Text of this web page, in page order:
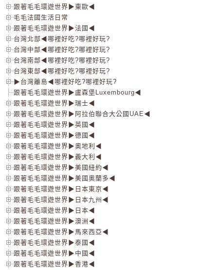
跟著毛毛環遊世界▶東歐◀
毛毛法國生活日常
跟著毛毛環遊世界▶法國◀
台灣北部◀哪裡好吃?哪裡好玩?
台灣中部◀哪裡好吃?哪裡好玩?
台灣南部◀哪裡好吃?哪裡好玩?
台灣東部◀哪裡好吃?哪裡好玩?
▶台灣離島◀哪裡好吃?哪裡好玩?
跟著毛毛環遊世界▶盧森堡Luxembourg◀
跟著毛毛環遊世界▶瑞士◀
跟著毛毛環遊世界▶阿拉伯聯合大公國UAE◀
跟著毛毛環遊世界▶英國◀
跟著毛毛環遊世界▶德國◀
跟著毛毛環遊世界▶奧地利◀
跟著毛毛環遊世界▶義大利◀
跟著毛毛環遊世界▶美國紐約◀
跟著毛毛環遊世界▶美國奧蘭多◀
跟著毛毛環遊世界▶日本東京◀
跟著毛毛環遊世界▶日本九州◀
跟著毛毛環遊世界▶日本◀
跟著毛毛環遊世界▶澳洲◀
跟著毛毛環遊世界▶馬來西亞◀
跟著毛毛環遊世界▶泰國◀
跟著毛毛環遊世界▶中國◀
跟著毛毛環遊世界▶香港◀